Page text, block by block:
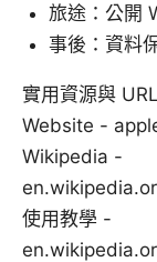
旅途：公開
事後：資料
實用資源與
Website -
Wikipedia -
使用教學 -